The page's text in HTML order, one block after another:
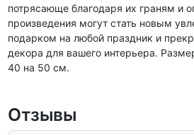
потрясающе благодаря их граням и
произведения могут стать новым
подарком на любой праздник и
декора для вашего интерьера.
40 на 50 см.
Отзывы